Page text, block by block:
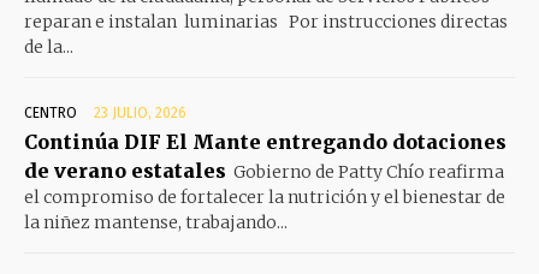
reparan e instalan luminarias Por instrucciones directas
de la...
CENTRO 23 JULIO, 2026
Continúa DIF El Mante entregando dotaciones
de verano estatales Gobierno de Patty Chío reafirma
el compromiso de fortalecer la nutrición y el bienestar de
la niñez mantense, trabajando...